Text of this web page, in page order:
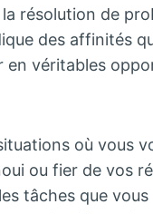
résolution de
des affinités
en véritables
où vous
ou fier de vos
tâches que vous